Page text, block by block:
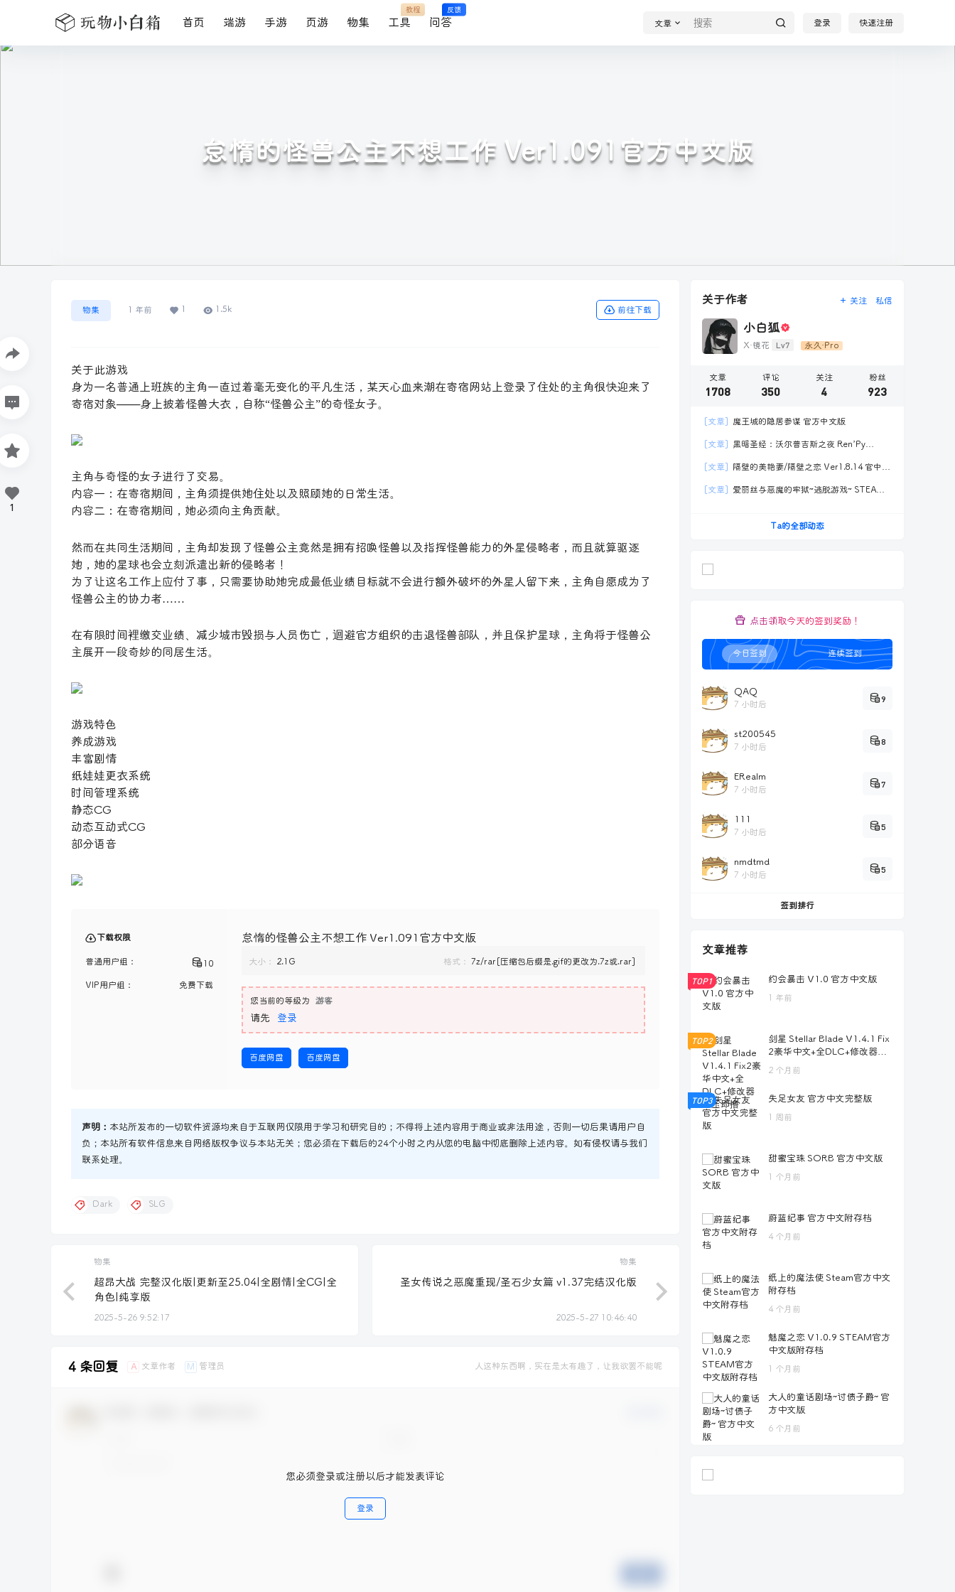
首页 端游 手游 页游 物集 工具
教程
问答
反馈
文章 登录 快速注册
怠惰的怪兽公主不想工作 Ver1.091官方中文版
物集 1 年前 1 1.5k 前往下载
关于此游戏
身为一名普通上班族的主角一直过着毫无变化的平凡生活，某天心血来潮在寄宿网站上登录了住处的主角很快迎来了
寄宿对象───身上披着怪兽大衣，自称“怪兽公主”的奇怪女子。
主角与奇怪的女子进行了交易。
内容一：在寄宿期间，主角须提供她住处以及照顾她的日常生活。
内容二：在寄宿期间，她必须向主角贡献。
然而在共同生活期间，主角却发现了怪兽公主竟然是拥有招唤怪兽以及指挥怪兽能力的外星侵略者，而且就算驱逐
她，她的星球也会立刻派遣出新的侵略者！
为了让这名工作上应付了事，只需要协助她完成最低业绩目标就不会进行额外破坏的外星人留下来，主角自愿成为了
怪兽公主的协力者……
在有限时间裡缴交业绩、减少城市毁损与人员伤亡，迴避官方组织的击退怪兽部队，并且保护星球，主角将于怪兽公
主展开一段奇妙的同居生活。
游戏特色
养成游戏
丰富剧情
纸娃娃更衣系统
时间管理系统
静态CG
动态互动式CG
部分语音
下载权限
普通用户组： 10
VIP用户组： 免费下载
怠惰的怪兽公主不想工作 Ver1.091官方中文版
大小： 2.1G 格式： 7z/rar[压缩包后缀是.gif的更改为.7z或.rar]
您当前的等级为 游客
请先 登录
百度网盘 百度网盘
声明： 本站所发布的一切软件资源均来自于互联网仅限用于学习和研究目的；不得将上述内容用于商业或非法用途，否则一切后果请用户自
负；本站所有软件信息来自网络版权争议与本站无关；您必须在下载后的24个小时之内从您的电脑中彻底删除上述内容。如有侵权请与我们
联系处理。
1
Dark SLG
物集
超昂大战 完整汉化版|更新至25.04|全剧情|全CG|全
角色|纯享版
2025-5-26 9:52:17
物集
圣女传说之恶魔重现/圣石少女篇 v1.37完结汉化版
2025-5-27 10:46:40
4 条回复 A 文章作者 M 管理员 人这种东西啊，实在是太有趣了，让我欲罢不能呢
您必须登录或注册以后才能发表评论
登录
关于作者 关注 私信
小白狐
X·镜花 Lv7 永久·Pro
文章
1708
评论
350
关注
4
粉丝
923
[文章] 魔王城的隐居参谋 官方中文版
[文章]
黑暗圣经：沃尔普吉斯之夜 Ren’Py
[文章]
隔壁的美艳妻/隔壁之恋 Ver1.8.14 官中正
[文章]
爱丽丝与恶魔的牢狱~逃脱游戏~ STEAM
Ta的全部动态
点击领取今天的签到奖励！
今日签到 连续签到
QAQ
7 小时后
9
st200545
7 小时后
8
ERealm
7 小时后
7
111
7 小时后
5
nmdtmd
7 小时后
5
签到排行
文章推荐
TOP1 约会暴击 V1.0 官方中文版
1 年前
TOP2
剑星 Stellar Blade V1.4.1 Fix
2豪华中文+全DLC+修改器解
压即撸
2 个月前
TOP3 失足女友 官方中文完整版
1 周前
甜蜜宝珠 SORB 官方中文版
1 个月前
蔚蓝纪事 官方中文附存档
4 个月前
纸上的魔法使 Steam官方中文
附存档
4 个月前
魅魔之恋 V1.0.9 STEAM官方
中文版附存档
1 个月前
大人的童话剧场~讨债子爵~ 官
方中文版
6 个月前